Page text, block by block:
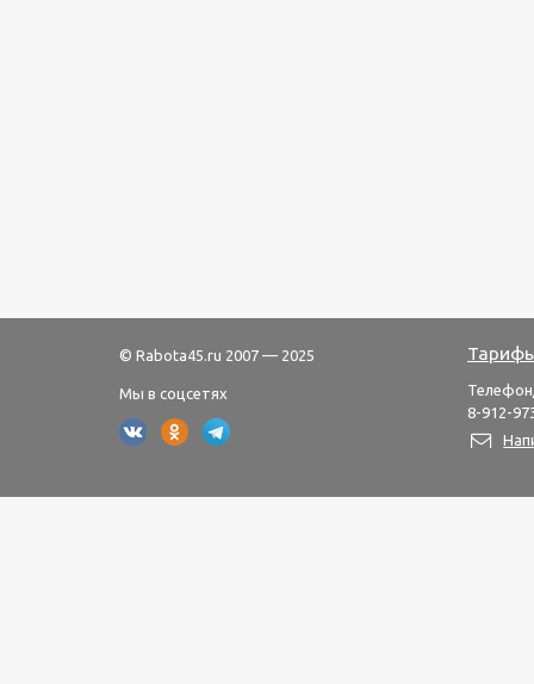
© Rabota45.ru 2007 — 2025
Мы в соцсетях
8-912-